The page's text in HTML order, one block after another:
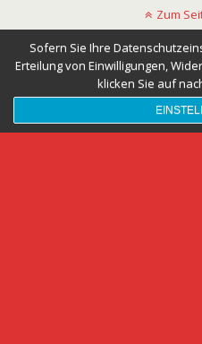
Zum
Mobil
Sofern Sie Ihre
Erteilung von Einwilligungen,
klicken Sie auf